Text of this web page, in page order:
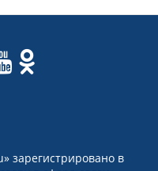
зарегистрировано в